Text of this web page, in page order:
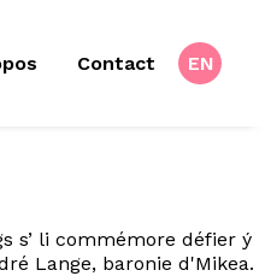
Contact EN
s’ li commémore défier ý
Lange, baronie d'Mikea.